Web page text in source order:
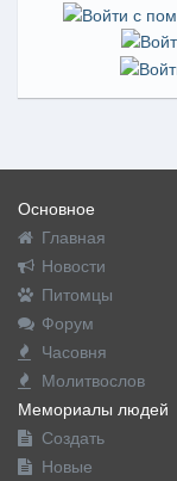
Основное
Главная
Новости
Питомцы
Форум
Часовня
Молитвослов
Мемориалы людей
Создать
Новые